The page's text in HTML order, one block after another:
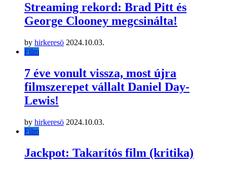
Streaming rekord: Brad Pitt és
George Clooney megcsinálta!
by hirkeresö 2024.10.03.
Film
7 éve vonult vissza, most újra
filmszerepet vállalt Daniel Day-
Lewis!
by hirkeresö 2024.10.03.
Film
Jackpot: Takarítós film (kritika)